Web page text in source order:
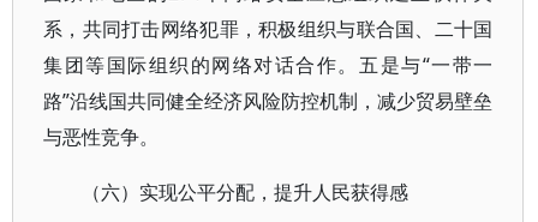
系，共同打击网络犯罪，积极组织与联合国、二十国
集团等国际组织的网络对话合作。五是与“一带一
路”沿线国共同健全经济风险防控机制，减少贸易壁垒
与恶性竞争。
（六）实现公平分配，提升人民获得感